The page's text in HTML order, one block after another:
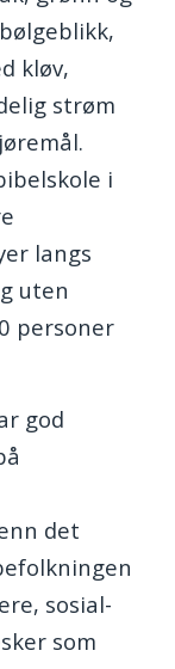
kløv,
strøm
i
langs
uten
personer
god
det
sosial-
som